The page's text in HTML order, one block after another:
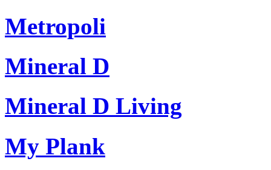
Metropoli
Mineral D
Mineral D Living
My Plank